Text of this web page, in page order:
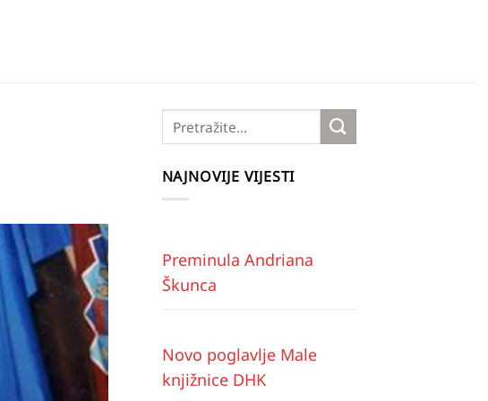
NAJNOVIJE VIJESTI
Preminula Andriana
Škunca
Novo poglavlje Male
knjižnice DHK